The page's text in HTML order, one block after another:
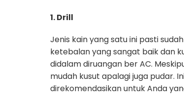
1. Drill
Jenis kain yang satu ini pasti
ketebalan yang sangat baik dan
didalam diruangan ber AC.
mudah kusut apalagi juga pudar.
direkomendasikan untuk Anda